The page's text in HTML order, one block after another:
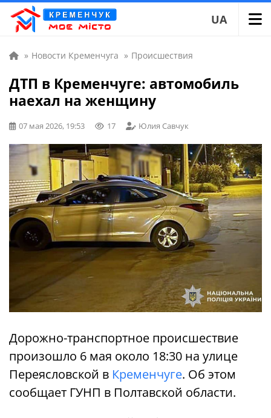
UA
» Новости Кременчуга » Происшествия
ДТП в Кременчуге: автомобиль
наехал на женщину
07 мая 2026, 19:53 17 Юлия Савчук
Дорожно-транспортное происшествие
произошло 6 мая около 18:30 на улице
Переясловской в ​​ Кременчуге. Об этом
сообщает ГУНП в Полтавской области.